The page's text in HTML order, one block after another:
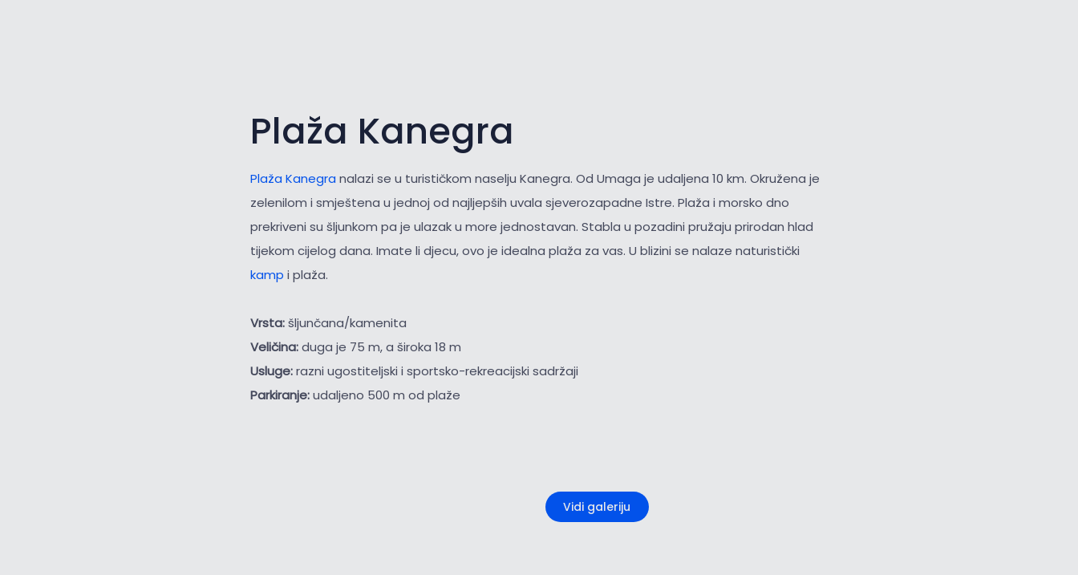
Plaža Kanegra
Plaža Kanegra nalazi se u turističkom naselju Kanegra. Od Umaga je udaljena 10 km. Okružena je
zelenilom i smještena u jednoj od najljepših uvala sjeverozapadne Istre. Plaža i morsko dno
prekriveni su šljunkom pa je ulazak u more jednostavan. Stabla u pozadini pružaju prirodan hlad
tijekom cijelog dana. Imate li djecu, ovo je idealna plaža za vas. U blizini se nalaze naturistički
kamp i plaža.
Vrsta:šljunčana/kamenita
Veličina:duga je 75 m, a široka 18 m
Usluge:razni ugostiteljski i sportsko-rekreacijski sadržaji
Parkiranje:udaljeno 500 m od plaže
Vidi galeriju